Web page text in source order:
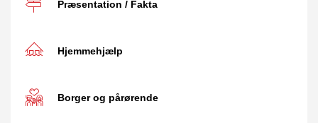
Præsentation / Fakta
Hjemmehjælp
Borger og pårørende